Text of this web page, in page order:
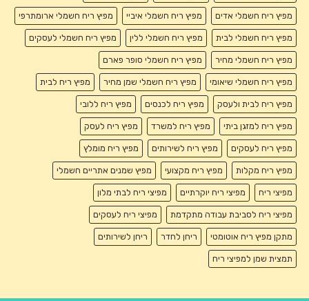
מפיץ ריח חשמלי אדים מפיץ ריח חשמלי איביי מפיץ ריח חשמלי ארומתרפי
מפיץ ריח חשמלי לבית מפיץ ריח חשמלי ללין מפיץ ריח חשמלי לעסקים
מפיץ ריח חשמלי מחיר מפיץ ריח חשמלי סופר פארם
מפיץ ריח חשמלי שיאומי מפיץ ריח חשמלי שמן מחיר מפיץ ריח לבית
מפיץ ריח לבית ולעסק מפיץ ריח לכנסים מפיץ ריח ללובי
מפיץ ריח למזגן ביתי מפיץ ריח למשרד מפיץ ריח לעסק
מפיץ ריח לעסקים מפיץ ריח לשירותים מפיץ ריח מומלץ
מפיץ ריח מקלות מפיץ ריח מקצועי מפיץ שמנים אתריים חשמלי
מפיצי ריח מפיצי ריח יוקרתיים מפיצי ריח לבתי מלון
מפיצי ריח לסביבת עבודה מתקדמת מפיצי ריח לעסקים
מתקן מפיץ ריח אוטומטי ריחן לחדר ריחן לשירותים
תמצית שמן למפיצי ריח